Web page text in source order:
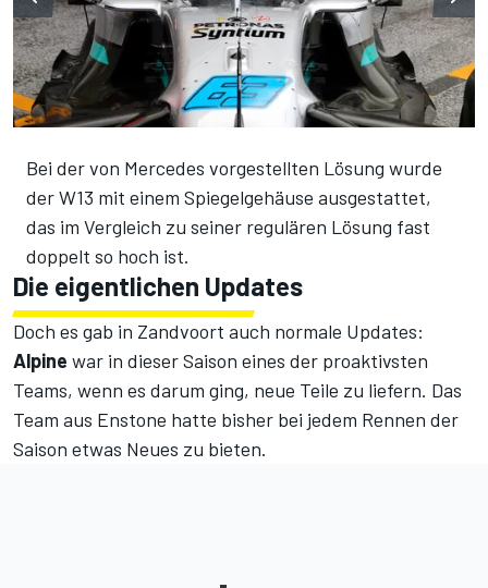
Bei der von Mercedes vorgestellten Lösung wurde
der W13 mit einem Spiegelgehäuse ausgestattet,
das im Vergleich zu seiner regulären Lösung fast
doppelt so hoch ist.
Die eigentlichen Updates
Doch es gab in Zandvoort auch normale Updates:
Alpine war in dieser Saison eines der proaktivsten
Teams, wenn es darum ging, neue Teile zu liefern. Das
Team aus Enstone hatte bisher bei jedem Rennen der
Saison etwas Neues zu bieten.